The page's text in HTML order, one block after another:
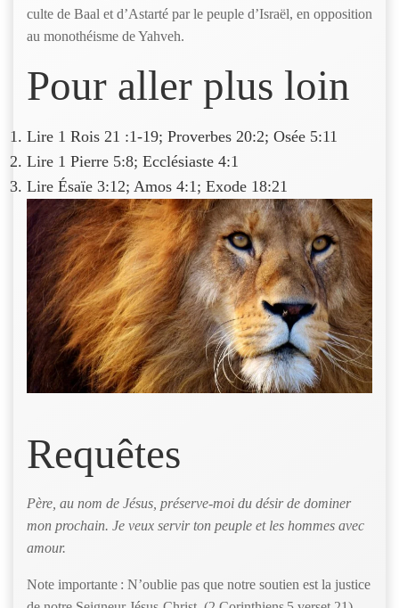
culte de Baal et d’Astarté par le peuple d’Israël, en opposition
au monothéisme de Yahveh.
Pour aller plus loin
Lire 1 Rois 21 :1-19; Proverbes 20:2; Osée 5:11
Lire 1 Pierre 5:8; Ecclésiaste 4:1
Lire Ésaïe 3:12; Amos 4:1; Exode 18:21
Requêtes
Père, au nom de Jésus, préserve-moi du désir de dominer
mon prochain. Je veux servir ton peuple et les hommes avec
amour.
Note importante : N’oublie pas que notre soutien est la justice